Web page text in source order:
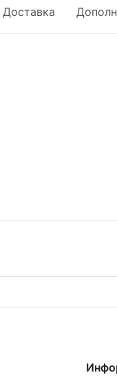
Доставка